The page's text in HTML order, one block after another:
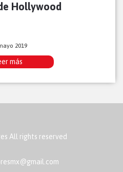
Hollywood
2019
más
All rights reserved